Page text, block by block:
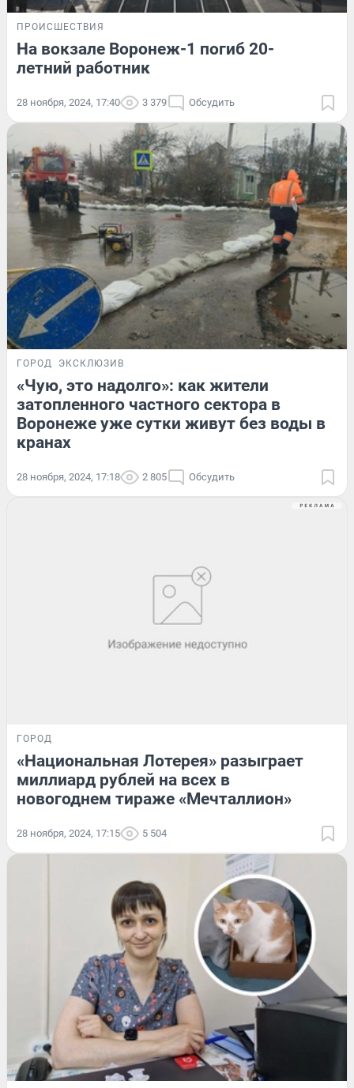
ПРОИСШЕСТВИЯ
На вокзале Воронеж-1 погиб 20-
летний работник
28 ноября, 2024, 17:40 3 379 Обсудить
ГОРОД ЭКСКЛЮЗИВ
«Чую, это надолго»: как жители
затопленного частного сектора в
Воронеже уже сутки живут без воды в
кранах
28 ноября, 2024, 17:18 2 805 Обсудить
ГОРОД
«Национальная Лотерея» разыграет
миллиард рублей на всех в
новогоднем тираже «Мечталлион»
28 ноября, 2024, 17:15 5 504